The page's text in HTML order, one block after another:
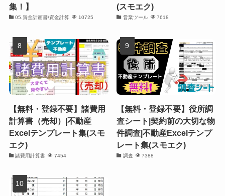
集！】
05.資金計画書/資金計算 10725
(スモエク)
営業ツール 7618
【無料・登録不要】諸費用
計算書（売却）|不動産
Excelテンプレート集(スモ
エク)
諸費用計算書 7454
【無料・登録不要】役所調
査シート|契約前の大切な物
件調査|不動産Excelテンプ
レート集(スモエク)
調査 7388